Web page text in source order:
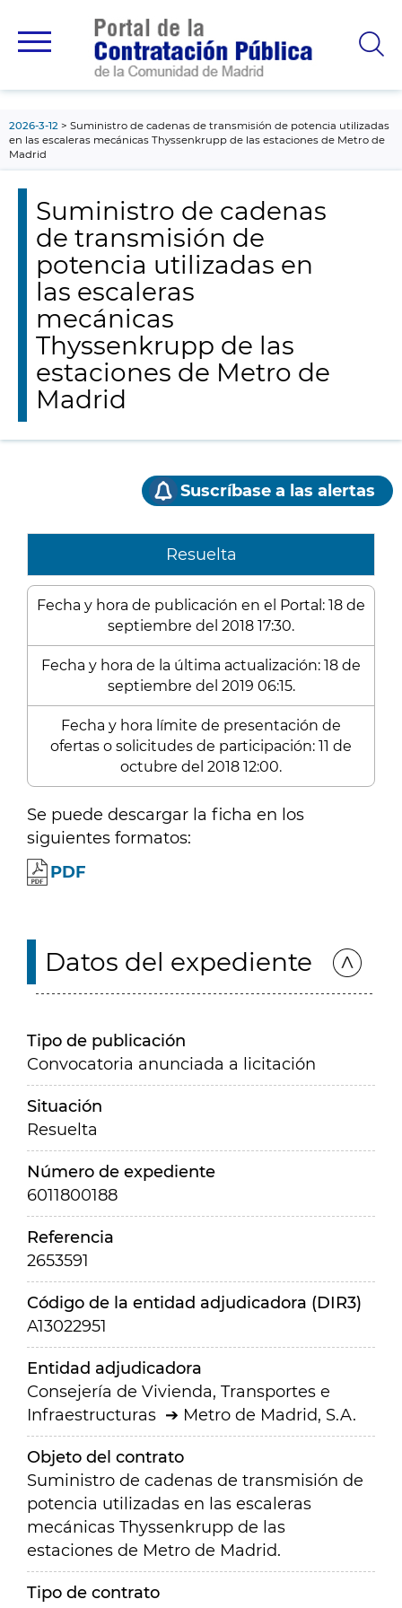
principal
2026-3-12
Suministro de cadenas de transmisión de potencia utilizadas
en las escaleras mecánicas Thyssenkrupp de las estaciones de Metro de
Madrid
Suministro de cadenas
de transmisión de
potencia utilizadas en
las escaleras
mecánicas
Thyssenkrupp de las
estaciones de Metro de
Madrid
Suscríbase a las alertas
Resuelta
Fecha y hora de publicación en el Portal: 18 de
septiembre del 2018 17:30.
Fecha y hora de la última actualización: 18 de
septiembre del 2019 06:15.
Fecha y hora límite de presentación de
ofertas o solicitudes de participación: 11 de
octubre del 2018 12:00.
Se puede descargar la ficha en los
siguientes formatos:
PDF
Datos del expediente
Tipo de publicación
Convocatoria anunciada a licitación
Situación
Resuelta
Número de expediente
6011800188
Referencia
2653591
Código de la entidad adjudicadora (DIR3)
A13022951
Entidad adjudicadora
Consejería de Vivienda, Transportes e
Infraestructuras
Metro de Madrid, S.A.
Objeto del contrato
Suministro de cadenas de transmisión de
potencia utilizadas en las escaleras
mecánicas Thyssenkrupp de las
estaciones de Metro de Madrid.
Tipo de contrato